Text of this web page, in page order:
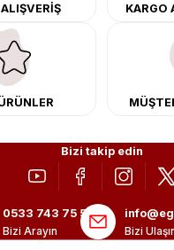
montaj yapıyor,
Aracınıza
KARGO
Bizi takip edin
0533 743 75 56
Bizi Arayın
Bizi